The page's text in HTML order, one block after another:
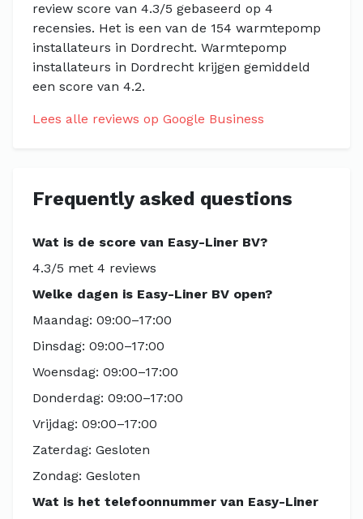
review score van 4.3/5 gebaseerd op 4
recensies. Het is een van de 154 warmtepomp
installateurs in Dordrecht. Warmtepomp
installateurs in Dordrecht krijgen gemiddeld
een score van 4.2.
Lees alle reviews op Google Business
Frequently asked questions
Wat is de score van Easy-Liner BV?
4.3/5 met 4 reviews
Welke dagen is Easy-Liner BV open?
Maandag: 09:00–17:00
Dinsdag: 09:00–17:00
Woensdag: 09:00–17:00
Donderdag: 09:00–17:00
Vrijdag: 09:00–17:00
Zaterdag: Gesloten
Zondag: Gesloten
Wat is het telefoonnummer van Easy-Liner